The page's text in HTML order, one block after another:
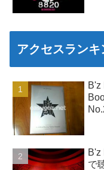
アクセスランキ
B'z
B'z
で